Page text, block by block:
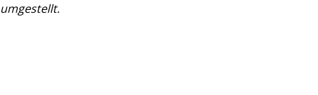
umgestellt.